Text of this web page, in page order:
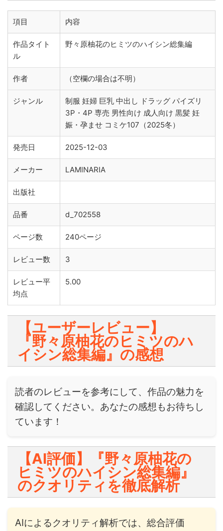
項目 内容
作品タイト
ル
野々原柚花のヒミツのハイシン総集編
作者 （空欄の場合は不明）
ジャンル
制服 妊婦 巨乳 中出し ドラッグ パイズリ
3P・4P 専売 男性向け 成人向け 黒髪 妊
娠・孕ませ コミケ107（2025冬）
発売日 2025-12-03
メーカー LAMINARIA
出版社
品番 d_702558
ページ数 240ページ
レビュー数 3
レビュー平
均点
5.00
【ユーザーレビュー】
『野々原柚花のヒミツのハ
イシン総集編』の感想
読者のレビューを参考にして、作品の魅力を
確認してください。あなたの感想もお待ちし
ています！
【AI評価】『野々原柚花の
ヒミツのハイシン総集編』
のクオリティを徹底解析
AIによるクオリティ解析では、総合評価